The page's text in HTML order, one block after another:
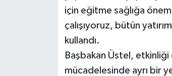
için eğitme sağlığa önem
çalışıyoruz, bütün
kullandı.
Başbakan Üstel, etkinliği
mücadelesinde ayrı bir